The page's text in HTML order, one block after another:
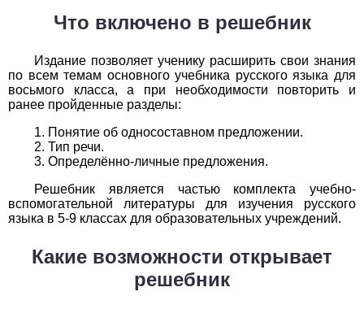
Русский язык
2 3 4 5 6 7 8 9 10
11
Технология
2 3 4 5 6 7 8 9 10
Физика
2 3 4 5 7 8 9 10
11
Французский язык
2 3 4 5 6 7 8 9 10
11
Что включено в решебник
Издание позволяет ученику расширить свои знания
по всем темам основного учебника русского языка для
восьмого класса, а при необходимости повторить и
ранее пройденные разделы:
Понятие об односоставном предложении.
Тип речи.
Определённо-личные предложения.
Решебник является частью комплекта учебно-
вспомогательной литературы для изучения русского
языка в 5-9 классах для образовательных учреждений.
Какие возможности открывает
решебник